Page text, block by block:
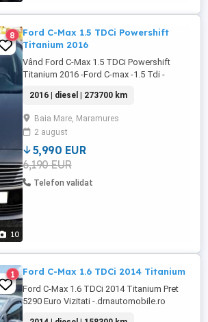
10
8
Ford C-Max 1.5 TDCi Powershift
Titanium 2016
Vând Ford C-Max 1.5 TDCi Powershift
Titanium 2016 -Ford C-max -1.5 Tdi -
fabricație 2016 -Fara Ad-blue -Km:273700
in creștere se circulă zilnic cu mașina -Pret
6090 euro negociabil - Revizie efectuată în
18.03.2024 la 266764km în service
autorizat ...
2016 | diesel | 273700 km
Baia Mare, Maramures
2 august
5,990 EUR
6,190 EUR
Telefon validat
1 Ford C-Max 1.6 TDCi 2014 Titanium
Ford C-Max 1.6 TDCi 2014 Titanium Pret
5290 Euro Vizitati -.drnautomobile.ro